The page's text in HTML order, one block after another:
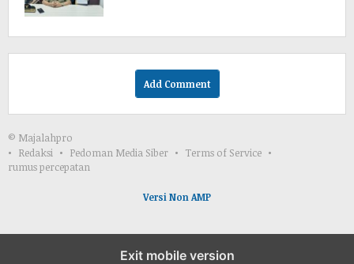
Add Comment
© Majalahpro
Redaksi
Pedoman Media Siber
Terms of Service
rumus percepatan
Versi Non AMP
Exit mobile version